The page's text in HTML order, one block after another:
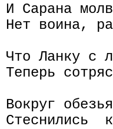
И Сарана
Нет воина,
Что Ланку с
Теперь
Вокруг
Стеснились